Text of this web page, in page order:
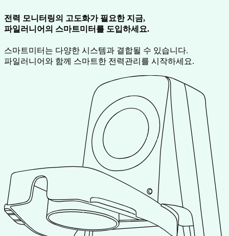
전력 모니터링의 고도화가 필요한 지금,
파일러니어의 스마트미터를 도입하세요.
스마트미터는 다양한 시스템과 결합될 수 있습니다.
파일러니어와 함께 스마트한 전력관리를 시작하세요.